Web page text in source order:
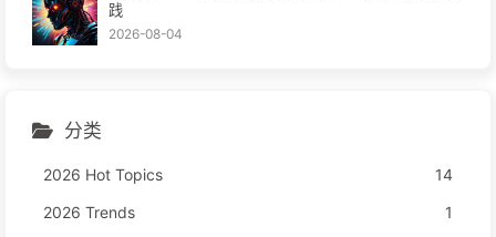
践
2026-08-04
分类
2026 Hot Topics
14
2026 Trends
1